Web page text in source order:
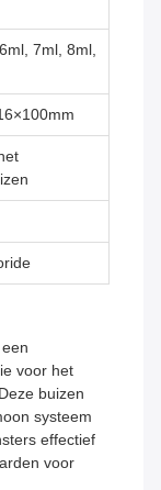
7ml, 8ml,
voor het
buizen
systeem
effectief
voor